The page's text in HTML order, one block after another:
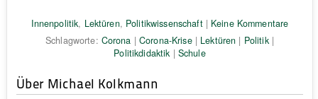
Innenpolitik, Lektüren, Politikwissenschaft| Keine Kommentare
Schlagworte: Corona |Corona-Krise| Lektüren | Politik|
Politikdidaktik | Schule
Über Michael Kolkmann